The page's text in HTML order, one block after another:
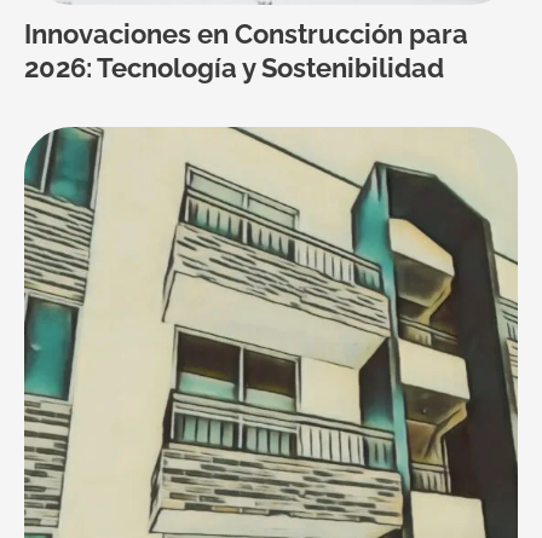
Innovaciones en Construcción para
2026: Tecnología y Sostenibilidad